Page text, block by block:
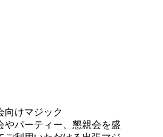
向けマジック
やパーティー、懇親会を盛